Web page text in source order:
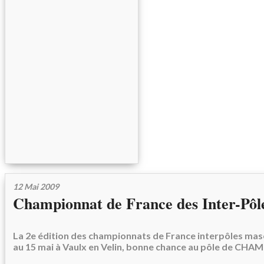
12 Mai 2009
Championnat de France des Inter-
La 2e édition des championnats de France interpôles
au 15 mai à Vaulx en Velin, bonne chance au pôle de